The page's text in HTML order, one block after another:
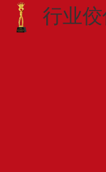
行业